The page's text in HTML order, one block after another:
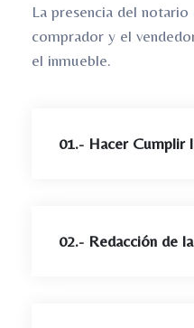
La presencia del
comprador y el
el inmueble.
01.- Hacer Cumplir
02.- Redacción de